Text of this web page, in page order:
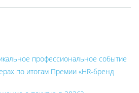
профессиональное событие
по итогам Премии «HR-бренд